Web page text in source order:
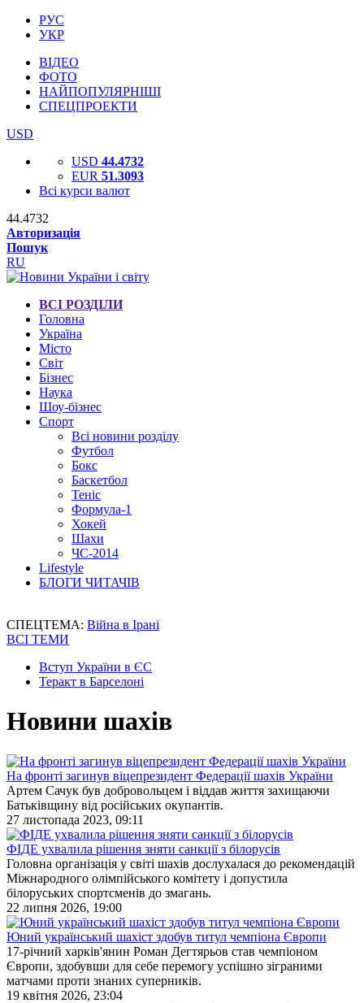
РУС
УКР
ВІДЕО
ФОТО
НАЙПОПУЛЯРНІШІ
СПЕЦПРОЕКТИ
USD
USD 44.4732
EUR 51.3093
Всі курси валют
44.4732
Авторизація
Пошук
RU
ВСІ РОЗДІЛИ
Головна
Україна
Місто
Світ
Бізнес
Наука
Шоу-бізнес
Спорт
Всі новини розділу
Футбол
Бокс
Баскетбол
Теніс
Формула-1
Хокей
Шахи
ЧС-2014
Lifestyle
БЛОГИ ЧИТАЧІВ
СПЕЦТЕМА: Війна в Ірані
ВСІ ТЕМИ
Вступ України в ЄС
Теракт в Барселоні
Новини шахів
На фронті загинув віцепрезидент Федерації шахів України
Артем Сачук був добровольцем і віддав життя захищаючи
Батьківщину від російських окупантів.
27 листопада 2023, 09:11
ФІДЕ ухвалила рішення зняти санкції з білорусів
Головна організація у світі шахів дослухалася до рекомендацій
Міжнародного олімпійського комітету і допустила
білоруських спортсменів до змагань.
22 липня 2026, 19:00
Юний український шахіст здобув титул чемпіона Європи
17-річний харків'янин Роман Дегтярьов став чемпіоном
Європи, здобувши для себе перемогу успішно зіграними
матчами проти знаних суперників.
19 квітня 2026, 23:04